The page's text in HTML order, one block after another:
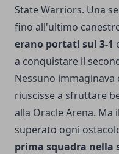
State Warriors. Una
fino all'ultimo
erano portati sul 3-1
a conquistare il
Nessuno immaginava
riuscisse a sfruttare
alla Oracle Arena. Ma
superato ogni
prima squadra nella